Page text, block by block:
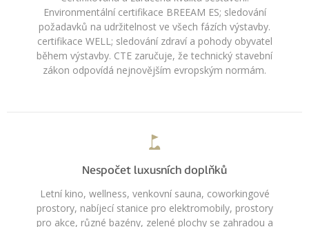
Environmentální certifikace BREEAM ES; sledování
požadavků na udržitelnost ve všech fázích výstavby.
certifikace WELL; sledování zdraví a pohody obyvatel
během výstavby. CTE zaručuje, že technický stavební
zákon odpovídá nejnovějším evropským normám.
Nespočet luxusních doplňků
Letní kino, wellness, venkovní sauna, coworkingové
prostory, nabíjecí stanice pro elektromobily, prostory
pro akce, různé bazény, zelené plochy se zahradou a